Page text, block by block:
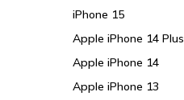
iPhone 15
Apple iPhone 14 Plus
Apple iPhone 14
Apple iPhone 13